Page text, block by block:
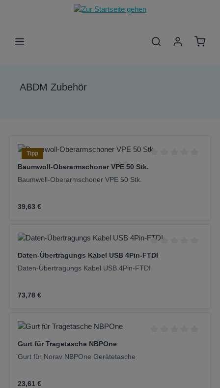
Zum Hauptinhalt springen
ABDM Zubehör
Tipp
Baumwoll-Oberarmschoner VPE 50 Stk.
Baumwoll-Oberarmschoner VPE 50 Stk.
Regulärer Preis:
39,63 €
Durchschnittliche
Daten-Übertragungs Kabel USB 4Pin-FTDI
Daten-Übertragungs Kabel USB 4Pin-FTDI
Regulärer Preis:
73,78 €
Gurt für Tragetasche NBPOne
Gurt für Norav NBPOne Gerätetasche
Regulärer Preis:
23,61 €